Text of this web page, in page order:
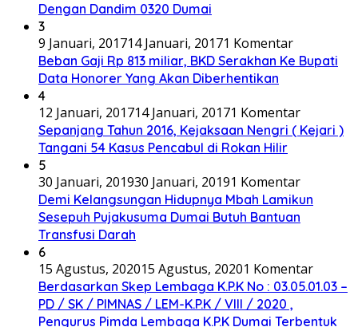
Dengan Dandim 0320 Dumai
3
9 Januari, 201714 Januari, 20171 Komentar
Beban Gaji Rp 813 miliar, BKD Serakhan Ke Bupati
Data Honorer Yang Akan Diberhentikan
4
12 Januari, 201714 Januari, 20171 Komentar
Sepanjang Tahun 2016, Kejaksaan Nengri ( Kejari )
Tangani 54 Kasus Pencabul di Rokan Hilir
5
30 Januari, 201930 Januari, 20191 Komentar
Demi Kelangsungan Hidupnya Mbah Lamikun
Sesepuh Pujakusuma Dumai Butuh Bantuan
Transfusi Darah
6
15 Agustus, 202015 Agustus, 20201 Komentar
Berdasarkan Skep Lembaga K.P.K No : 03.05.01.03 –
PD / SK / PIMNAS / LEM-K.P.K / VIII / 2020 ,
Pengurus Pimda Lembaga K.P.K Dumai Terbentuk